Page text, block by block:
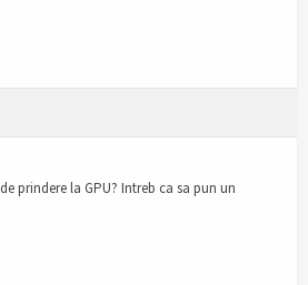
prindere la GPU? Intreb ca sa pun un